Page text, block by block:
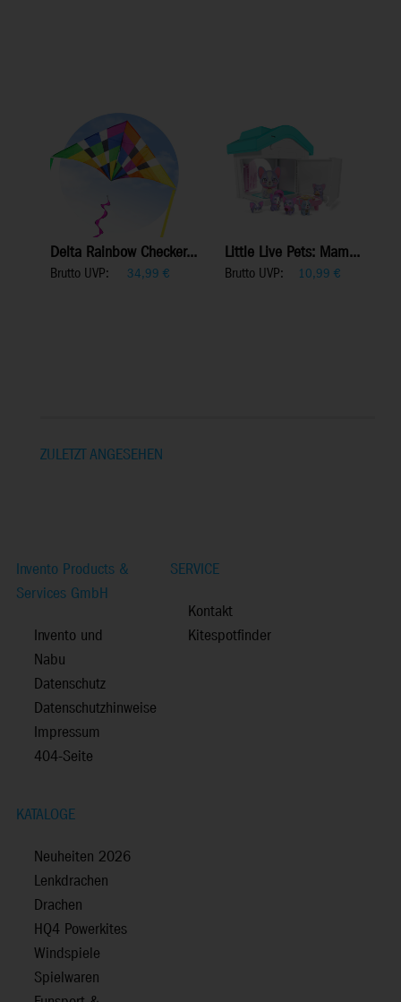
Delta Rainbow Checker...
Brutto UVP: 34,99 €
Little Live Pets: Mam...
Brutto UVP: 10,99 €
ZULETZT ANGESEHEN
Invento Products &
Services GmbH
Invento und
Nabu
Datenschutz
Datenschutzhinweise
Impressum
404-Seite
SERVICE
Kontakt
Kitespotfinder
KATALOGE
Neuheiten 2026
Lenkdrachen
Drachen
HQ4 Powerkites
Windspiele
Spielwaren